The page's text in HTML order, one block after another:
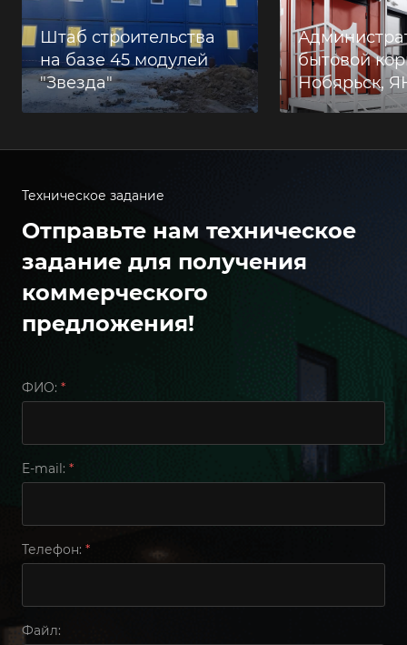
Штаб строительства
на базе 45 модулей
"Звезда"
бытовой
Нобярьск,
Техническое задание
Отправьте нам техническое
задание для получения
коммерческого
предложения!
ФИО: *
E-mail: *
Телефон: *
Файл: